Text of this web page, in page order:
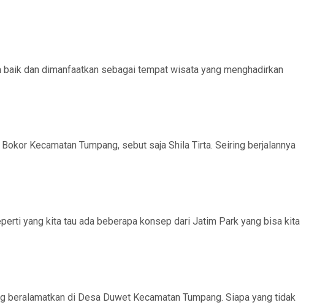
dan dimanfaatkan sebagai tempat wisata yang menghadirkan
Kecamatan Tumpang, sebut saja Shila Tirta. Seiring berjalannya
yang kita tau ada beberapa konsep dari Jatim Park yang bisa kita
di Desa Duwet Kecamatan Tumpang. Siapa yang tidak